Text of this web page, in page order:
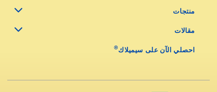
منتجات
مقالات
احصلي الآن على سيميلاك®